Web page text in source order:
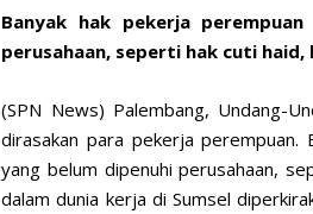
Banyak hak pekerja
perusahaan, seperti hak cuti
(SPN News) Palembang, Undang-
dirasakan para pekerja perempuan.
yang belum dipenuhi perusahaan,
dalam dunia kerja di Sumsel